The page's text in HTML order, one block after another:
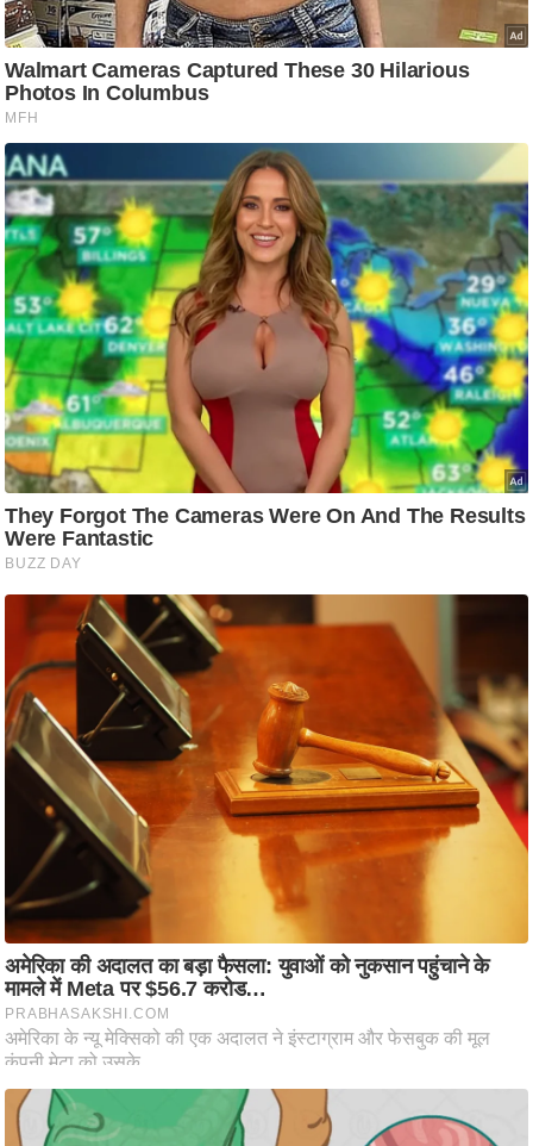
ए
म
.
आ
र
.
आ
ई
.
चा
य
प
र
स
मी
क्षा
ध
र्म
ज्यो
ति
प्र
भु
म
हि
मा
ध
र्म
स्थ
ल
व्र
त
त्यो
हा